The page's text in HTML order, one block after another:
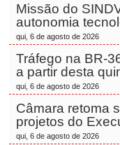
Missão do
autonomia
qui, 6 de agosto de 2026
Tráfego na BR-
a partir desta
qui, 6 de agosto de 2026
Câmara retoma
projetos do
qui, 6 de agosto de 2026